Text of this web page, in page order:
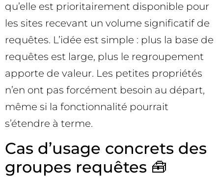
qu’elle est prioritairement disponible pour
les sites recevant un volume significatif de
requêtes. L’idée est simple : plus la base de
requêtes est large, plus le regroupement
apporte de valeur. Les petites propriétés
n’en ont pas forcément besoin au départ,
même si la fonctionnalité pourrait
s’étendre à terme.
Cas d’usage concrets des
groupes requêtes 🧰